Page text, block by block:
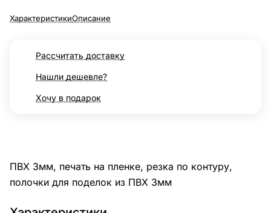
ХарактеристикиОписание
Рассчитать доставку
Нашли дешевле?
Хочу в подарок
ПВХ 3мм, печать на пленке, резка по контуру,
полочки для поделок из ПВХ 3мм